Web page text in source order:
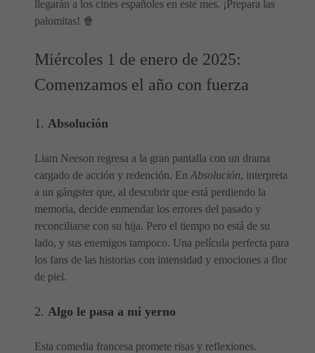
llegarán a los cines españoles en este mes. ¡Prepara las
palomitas! 🍿
Miércoles 1 de enero de 2025:
Comenzamos el año con fuerza
1. Absolución
Liam Neeson regresa a la gran pantalla con un drama
cargado de acción y redención. En Absolución, interpreta
a un gángster que, al descubrir que está perdiendo la
memoria, decide enmendar los errores del pasado y
reconciliarse con su hija. Pero el tiempo no está de su
lado, y sus enemigos tampoco. Una película perfecta para
los fans de las historias con intensidad y emociones a flor
de piel.
2. Algo le pasa a mi yerno
Esta comedia francesa promete risas y reflexiones.